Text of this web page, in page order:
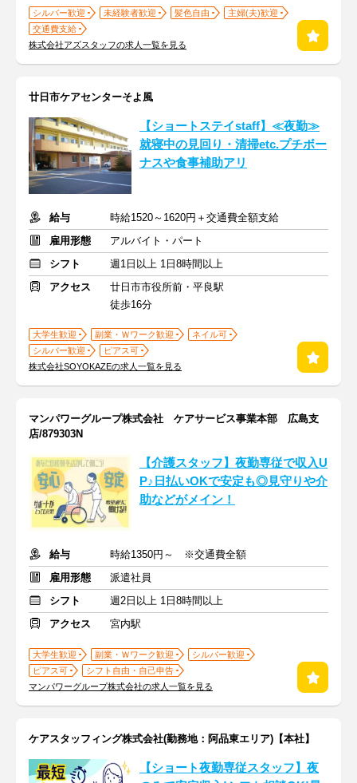
シルバー歓迎 未経験者歓迎 髪色自由
主婦(夫)歓迎
交通費支給
株式会社アズスタッフの求人一覧を見る
廿日市ケアセンターそよ風
【ショートステイstaff】≪夜勤≫
就寝中の見回り・清掃etc.プチボー
ナスや食事補助アリ
給与
時給1520～1620円＋交通費全額支給
雇用形態
アルバイト・パート
シフト
週1日以上 1日8時間以上
アクセス
廿日市市役所前・平良駅
徒歩16分
大学生歓迎 副業・Ｗワーク歓迎
ネイル可
シルバー歓迎
ピアス可
株式会社SOYOKAZEの求人一覧を見る
マンパワーグループ株式会社 ケアサービス事業本部 広島支
店/879303N
【介護スタッフ】夜勤専従で収入U
P♪日払いOKで安定も◎見守りや介
助などがメイン！
給与
時給1350円～ ※交通費全額
雇用形態
派遣社員
シフト
週2日以上 1日8時間以上
アクセス
宮内駅
大学生歓迎 副業・Ｗワーク歓迎
シルバー歓迎
ピアス可
シフト自由・自己申告
マンパワーグループ株式会社の求人一覧を見る
ケアスタッフィング株式会社(勤務地：阿品東エリア)【本社】
【ショート夜勤専従スタッフ】夜